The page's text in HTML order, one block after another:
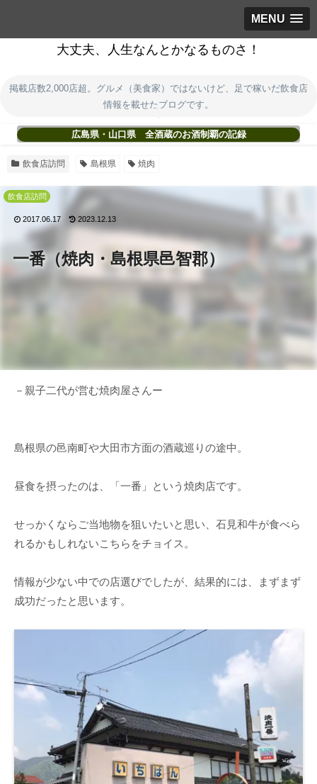
MENU
大丈夫、人生なんとかなるものさ！
掲載店数2,000店超。グルメ（美食家）ではないけど、足で稼いだ飲食店
情報を載せたブログです。
広島県・山口県 全酒蔵のお酒制覇の記録
飲食店訪問 島根県 焼肉
一番（焼肉・島根県邑智郡）
飲食店訪問
2017.06.17 2023.12.13
－親子二代が営む焼肉屋さんー
島根県の邑南町や大田市方面の酒蔵巡りの途中。
昼食を摂ったのは、「一番」という焼肉店です。
せっかくならご当地物を狙いたいと思い、石見和牛が食べら
れるかもしれないこちらをチョイス。
情報が少ない中での店選びでしたが、結果的には、まずまず
成功だったと思います。